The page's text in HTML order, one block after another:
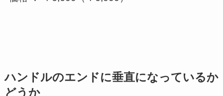
ハンドルのエンドに垂直になっているか
どうか